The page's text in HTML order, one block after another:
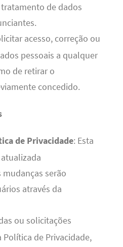
de dados
acesso, correção ou
pessoais a qualquer
de retirar o
concedido.
de Privacidade: Esta
serão
através da
ou solicitações
Política de Privacidade,